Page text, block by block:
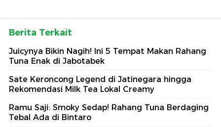
Berita Terkait
Juicynya Bikin Nagih! Ini 5 Tempat Makan Rahang
Tuna Enak di Jabotabek
Sate Keroncong Legend di Jatinegara hingga
Rekomendasi Milk Tea Lokal Creamy
Ramu Saji: Smoky Sedap! Rahang Tuna Berdaging
Tebal Ada di Bintaro